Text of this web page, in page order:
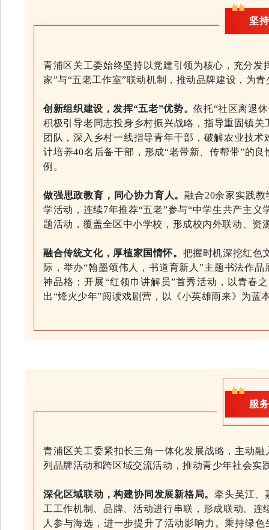
坚
青浦区关工委始终坚持以党建引领为核心，充分
家”与“五老工作室”联动机制，推动品牌建设，为
创新组织建设，发挥“五老”优势。依托“社区离退
积极引导老同志投身乡村振兴战略，指导重固镇关
团队，深入乡村一线指导青年干部，破解农业技
计培养40名后备干部，形成“老带新、传帮带”的
例。
做强思政教育，同心协力育人。融合20余家实践教
学活动，连续7年推荐“五老”参与“中学生共产主
题活动，覆盖全区中小学校，形成校内外联动、资
融合传统文化，厚植家国情怀。 把握时机深挖红色
际，举办“翰墨颂伟人，书道育新人”主题书法作
神品格；开展“红领巾讲解员”首秀活动，以青春
出“烽火少年”阅读戏剧营，以《小英雄雨来》为
服
青浦区关工委紧扣长三角一体化发展战略，主动
列品牌活动和跨区域交流活动，推动青少年社会实
深化区域联动，构建协同发展新格局。牵头吴江、
工工作机制、品牌、活动进行串联，形成联动。连
人参与海选，进一步提升了活动影响力。秉持绿